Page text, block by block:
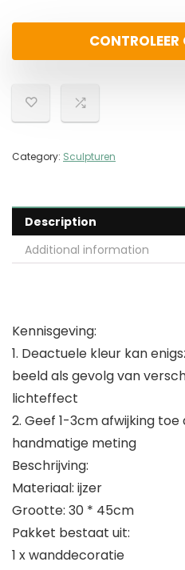
Category: Sculpturen
Description
Additional information
Kennisgeving:
1. Deactuele kleur kan
beeld als gevolg van
lichteffect
2. Geef 1-3cm afwijking toe
handmatige meting
Beschrijving:
Materiaal: ijzer
Grootte: 30 * 45cm
Pakket bestaat uit:
1 x wanddecoratie